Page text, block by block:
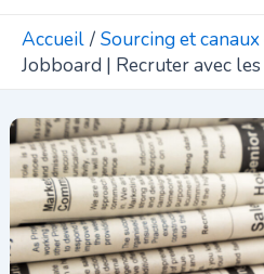
Accueil
Sourcing et
Jobboard | Recruter avec